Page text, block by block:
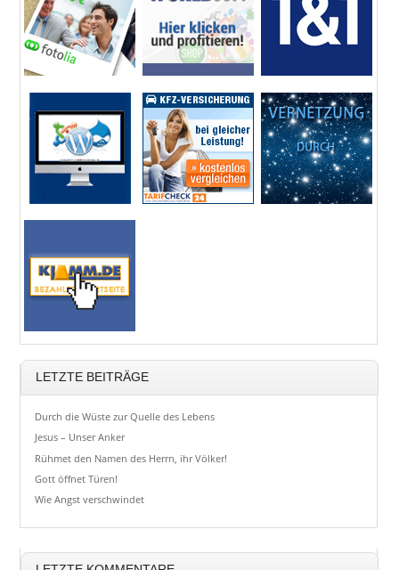
LETZTE BEITRÄGE
Durch die Wüste zur Quelle des Lebens
Jesus – Unser Anker
Rühmet den Namen des Herrn, ihr Völker!
Gott öffnet Türen!
Wie Angst verschwindet